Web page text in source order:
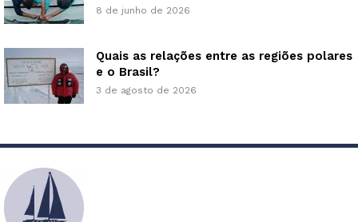
8 de junho de 2026
Quais as relações entre as regiões polares
e o Brasil?
3 de agosto de 2026